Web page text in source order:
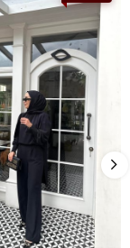
Ücretsiz Kargo
Hızlı Teslimat